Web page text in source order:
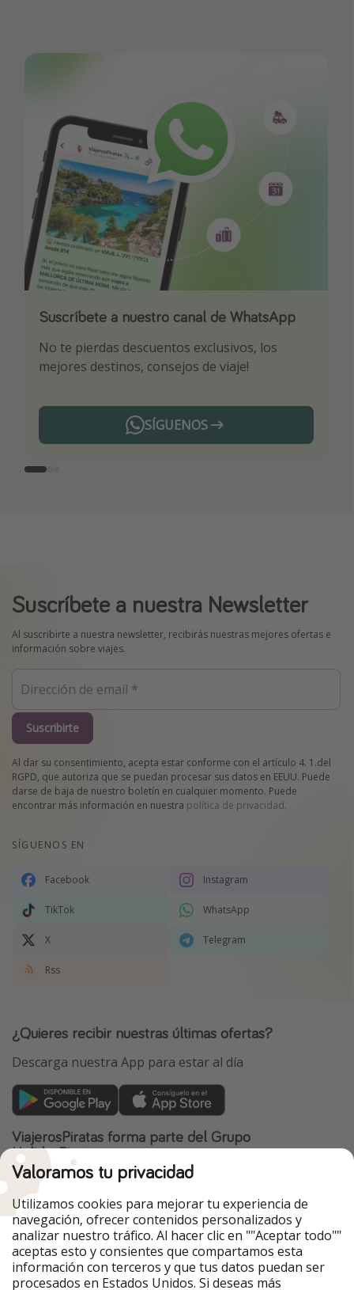
Suscríbete a nuestro canal de WhatsApp
No te pierdas descuentos exclusivos, los
mejores destinos, consejos de viaje!
SÍGUENOS
Descarga nuestra app
Sé el primero en reservar nuestros chollazos
¡Suscríbete a nuestro canal de Telegram!
¡Recibe las mejores ofertas seleccionadas para
ti por nuestros expertos en viajes
Telegram
Suscríbete a nuestra Newsletter
Al suscribirte a nuestra newsletter, recibirás nuestras mejores ofertas e
información sobre viajes.
Suscribirte
Al dar su consentimiento, acepta estar conforme con el artículo 4. 1.del
RGPD, que autoriza que se puedan procesar sus datos en EEUU. Puede
darse de baja de nuestro boletín en cualquier momento. Puede
encontrar más información en nuestra política de privacidad.
SÍGUENOS EN
Facebook Instagram
TikTok WhatsApp
X Telegram
Rss
¿Quieres recibir nuestras últimas ofertas?
Descarga nuestra App para estar al día
ViajerosPiratas forma parte del Grupo
HolidayPirates
Nuestros mercados
PiratinViaggio
HolidayPirates
VakantiePiraten
WakacyjniPiraci
VoyagesPirates
Ferienpiraten
Urlaubspiraten
Urlaubspiraten
TravelPirates
Valoramos tu privacidad
Utilizamos cookies para mejorar tu experiencia de
navegación, ofrecer contenidos personalizados y
analizar nuestro tráfico. Al hacer clic en ""Aceptar todo""
aceptas esto y consientes que compartamos esta
información con terceros y que tus datos puedan ser
procesados en Estados Unidos. Si deseas más